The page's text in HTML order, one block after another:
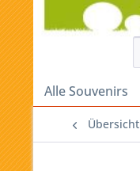
Alle Souvenirs
Übersicht